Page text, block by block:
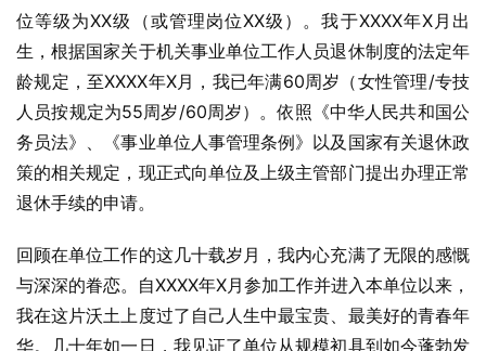
位等级为XX级（或管理岗位XX级）。我于XXXX年X月出
生，根据国家关于机关事业单位工作人员退休制度的法定年
龄规定，至XXXX年X月，我已年满60周岁（女性管理/专技
人员按规定为55周岁/60周岁）。依照《中华人民共和国公
务员法》、《事业单位人事管理条例》以及国家有关退休政
策的相关规定，现正式向单位及上级主管部门提出办理正常
退休手续的申请。
回顾在单位工作的这几十载岁月，我内心充满了无限的感慨
与深深的眷恋。自XXXX年X月参加工作并进入本单位以来，
我在这片沃土上度过了自己人生中最宝贵、最美好的青春年
华。几十年如一日，我见证了单位从规模初具到如今蓬勃发